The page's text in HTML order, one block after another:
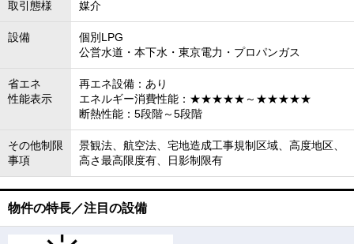
取引態様 媒介
設備
個別LPG
公営水道・本下水・東京電力・プロパンガス
省エネ
性能表示
再エネ設備：あり
エネルギー消費性能：★★★★★～★★★★★
断熱性能：5段階～5段階
その他制限
事項
景観法、航空法、宅地造成工事規制区域、高度地区、
高さ最高限度有、日影制限有
物件の特長／注目の設備